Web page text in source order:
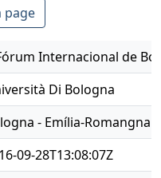
page
Internacional de
Di Bologna
- Emília-Romangna
09-28T13:08:07Z